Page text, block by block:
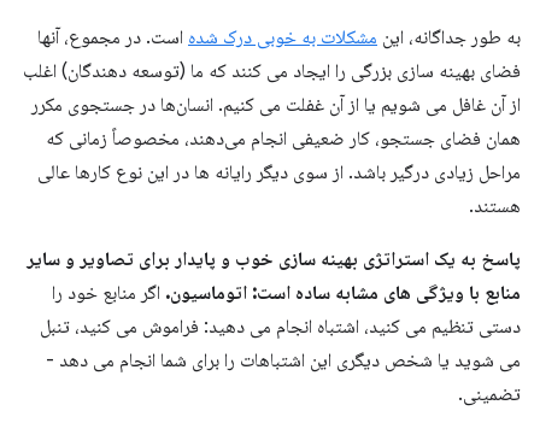
به طور جداگانه، این مشکلات به خوبی درک شده است. در مجموع، آنها
فضای بهینه سازی بزرگی را ایجاد می کنند که ما (توسعه دهندگان) اغلب
از آن غافل می شویم یا از آن غفلت می کنیم. انسان‌ها در جستجوی مکرر
همان فضای جستجو، کار ضعیفی انجام می‌دهند، مخصوصاً زمانی که
مراحل زیادی درگیر باشد. از سوی دیگر رایانه ها در این نوع کارها عالی
هستند.
پاسخ به یک استراتژی بهینه سازی خوب و پایدار برای تصاویر و سایر
منابع با ویژگی های مشابه ساده است: اتوماسیون. اگر منابع خود را
دستی تنظیم می کنید، اشتباه انجام می دهید: فراموش می کنید، تنبل
می شوید یا شخص دیگری این اشتباهات را برای شما انجام می دهد -
تضمینی.